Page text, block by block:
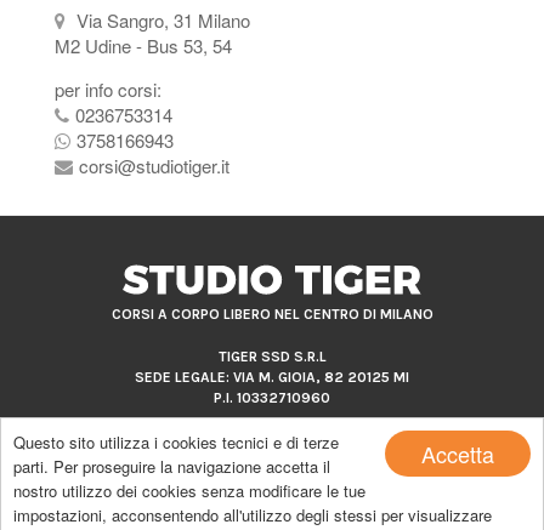
Accetta
Questo sito utilizza i cookies tecnici e di terze
parti. Per proseguire la navigazione accetta il
nostro utilizzo dei cookies senza modificare le tue
impostazioni, acconsentendo all'utilizzo degli stessi per visualizzare
Via Sangro, 31 Milano
M2 Udine - Bus 53, 54
per info corsi:
0236753314
3758166943
corsi@studiotiger.it
CORSI A CORPO LIBERO NEL CENTRO DI MILANO
TIGER SSD S.R.L
SEDE LEGALE: VIA M. GIOIA, 82 20125 MI
P.I. 10332710960
Copyright by Studio Tiger |powered by MakeItApp